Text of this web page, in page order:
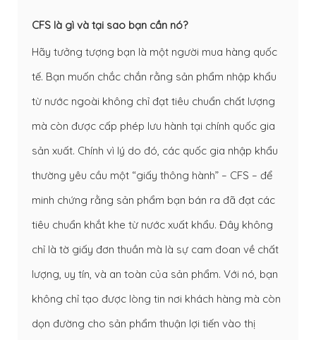
CFS là gì và tại sao bạn cần nó?
Hãy tưởng tượng bạn là một người mua hàng quốc
tế. Bạn muốn chắc chắn rằng sản phẩm nhập khẩu
từ nước ngoài không chỉ đạt tiêu chuẩn chất lượng
mà còn được cấp phép lưu hành tại chính quốc gia
sản xuất. Chính vì lý do đó, các quốc gia nhập khẩu
thường yêu cầu một “giấy thông hành” – CFS – để
minh chứng rằng sản phẩm bạn bán ra đã đạt các
tiêu chuẩn khắt khe từ nước xuất khẩu. Đây không
chỉ là tờ giấy đơn thuần mà là sự cam đoan về chất
lượng, uy tín, và an toàn của sản phẩm. Với nó, bạn
không chỉ tạo được lòng tin nơi khách hàng mà còn
dọn đường cho sản phẩm thuận lợi tiến vào thị